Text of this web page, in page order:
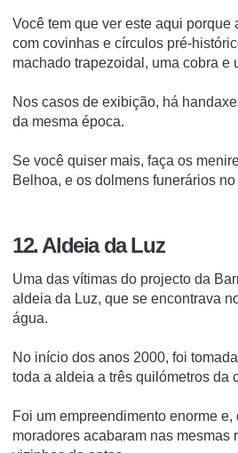
Você tem que ver este aqui porque
com covinhas e círculos pré-
machado trapezoidal, uma cobra e
Nos casos de exibição, há
da mesma época.
Se você quiser mais, faça os
Belhoa, e os dolmens funerários
12. Aldeia da Luz
Uma das vítimas do projecto da
aldeia da Luz, que se encontrava
água.
No início dos anos 2000, foi
toda a aldeia a três quilómetros da
Foi um empreendimento enorme
moradores acabaram nas mesmas